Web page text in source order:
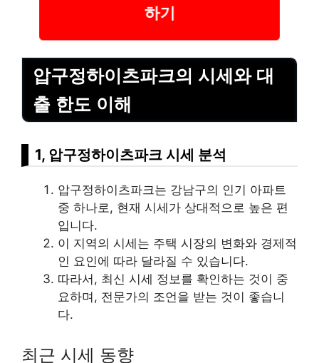
하기
압구정하이츠파크의 시세와 대
출 한도 이해
1, 압구정하이츠파크 시세 분석
압구정하이츠파크는 강남구의 인기 아파트
중 하나로, 현재 시세가 상대적으로 높은 편
입니다.
이 지역의 시세는 주택 시장의 변화와 경제적
인 요인에 따라 달라질 수 있습니다.
따라서, 최신 시세 정보를 확인하는 것이 중
요하며, 전문가의 조언을 받는 것이 좋습니
다.
최근 시세 동향